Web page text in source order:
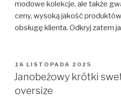
modowe kolekcje, ale także
ceny, wysoką jakość
obsługę klienta. Odkryj zatem
OPUBLIKOWANE
W
16 LISTOPADA 2025
Janobeżowy krótki
oversize